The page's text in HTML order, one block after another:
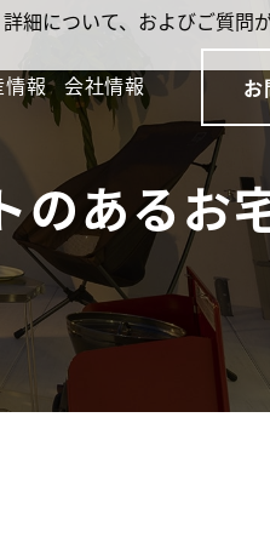
報 会社情報 お
のあるお
細について、およびご質問